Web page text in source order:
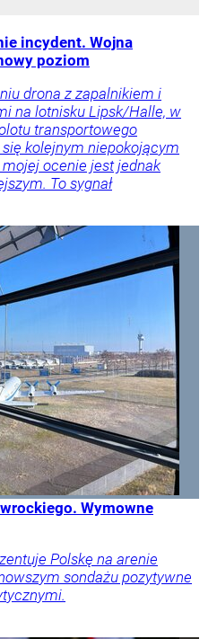
incydent. Wojna
poziom
drona z zapalnikiem i
na lotnisku Lipsk/Halle, w
transportowego
kolejnym niepokojącym
ocenie jest jednak
To sygnał
Wymowne
Polskę na arenie
sondażu pozytywne